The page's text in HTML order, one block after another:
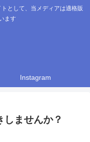
として、当メディアは適格販
ます
Instagram
ませんか？